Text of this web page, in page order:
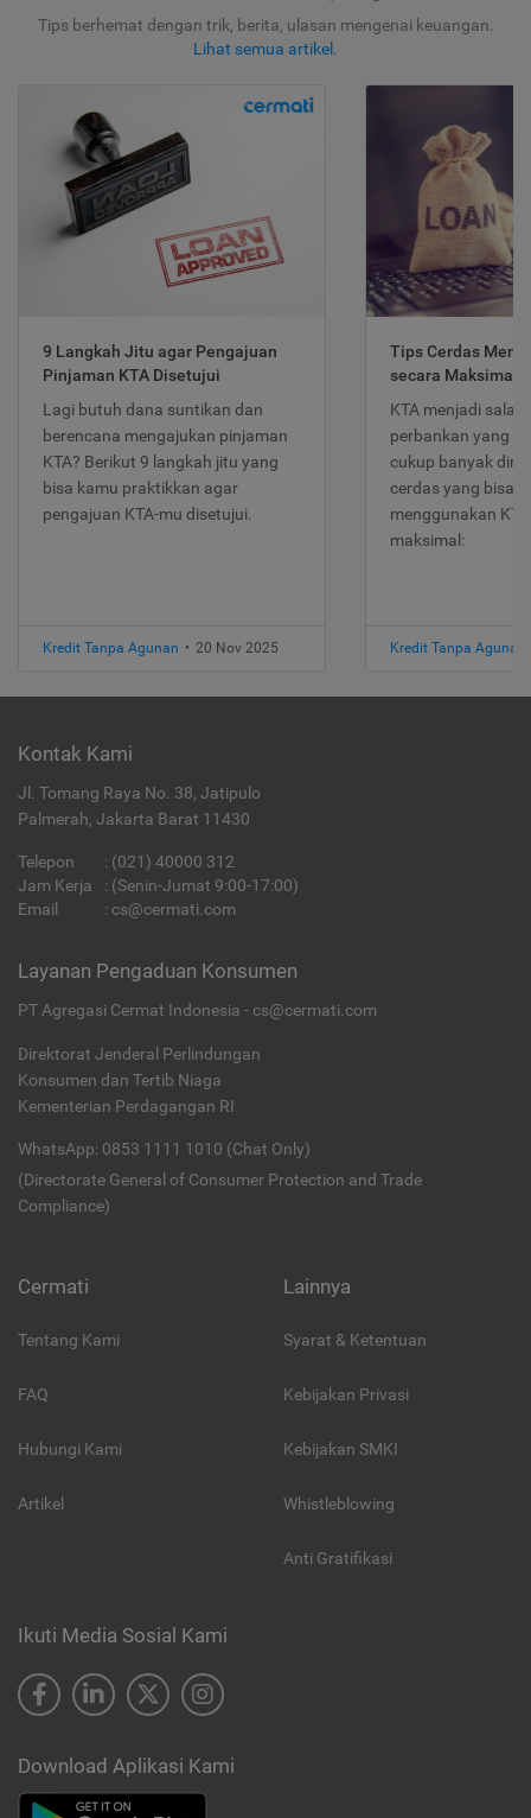
Tips berhemat dengan trik, berita, ulasan mengenai keuangan.
Lihat semua artikel .
9 Langkah Jitu agar Pengajuan
Pinjaman KTA Disetujui
Lagi butuh dana suntikan dan
berencana mengajukan pinjaman
KTA? Berikut 9 langkah jitu yang
bisa kamu praktikkan agar
pengajuan KTA-mu disetujui.
Kredit Tanpa Agunan • 20 Nov 2025
Tips Cerdas
secara Maksimal
KTA menjadi
perbankan yang
cukup banyak
cerdas yang bisa
menggunakan
maksimal:
Kredit Tanpa Agunan
Kontak Kami
Jl. Tomang Raya No. 38, Jatipulo
Palmerah, Jakarta Barat 11430
Telepon : (021) 40000 312
Jam Kerja
: (Senin-Jumat 9:00-17:00)
Email
: cs@cermati.com
Layanan Pengaduan Konsumen
PT Agregasi Cermat Indonesia - cs@cermati.com
Direktorat Jenderal Perlindungan
Konsumen dan Tertib Niaga
Kementerian Perdagangan RI
WhatsApp: 0853 1111 1010 (Chat Only)
(Directorate General of Consumer Protection and Trade
Compliance)
Cermati
Tentang Kami
FAQ
Hubungi Kami
Artikel
Lainnya
Syarat & Ketentuan
Kebijakan Privasi
Kebijakan SMKI
Whistleblowing
Anti Gratifikasi
Ikuti Media Sosial Kami
Download Aplikasi Kami